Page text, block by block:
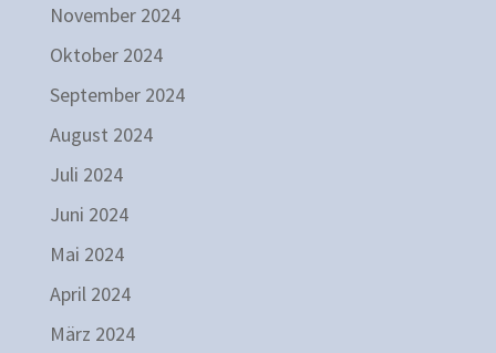
November 2024
Oktober 2024
September 2024
August 2024
Juli 2024
Juni 2024
Mai 2024
April 2024
März 2024